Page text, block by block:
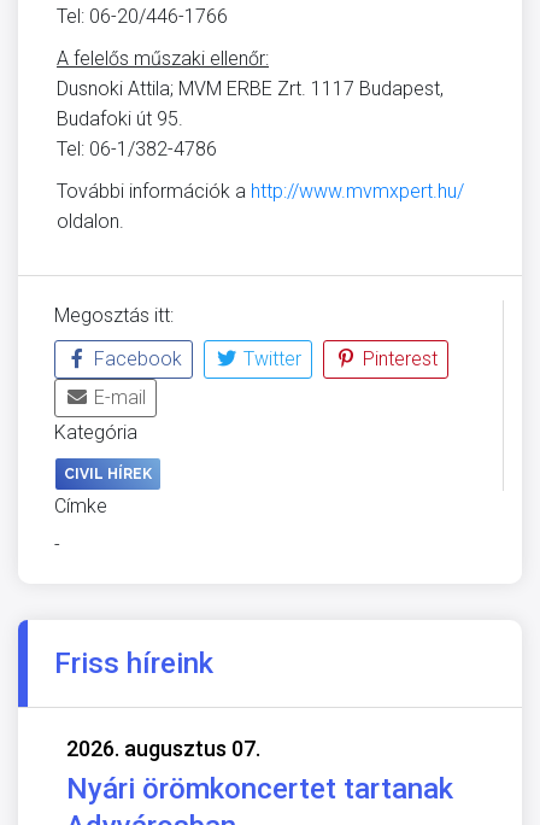
Tel: 06-20/446-1766
A felelős műszaki ellenőr:
Dusnoki Attila; MVM ERBE Zrt. 1117 Budapest,
Budafoki út 95.
Tel: 06-1/382-4786
További információk a http://www.mvmxpert.hu/
oldalon.
Megosztás itt:
Facebook
Twitter
Pinterest
E-mail
Kategória
CIVIL HÍREK
Címke
-
Friss híreink
2026. augusztus 07.
Nyári örömkoncertet tartanak